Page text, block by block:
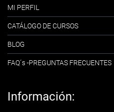
MI PERFIL
CATÁLOGO DE CURSOS
BLOG
FAQ´s -PREGUNTAS FRECUENTES
Información: